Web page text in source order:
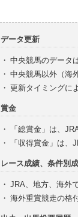
データ更新
・ 中央競馬のデータ
・ 中央競馬以外（海
・ 更新タイミングに
賞金
・
「総賞金」は、
・
「収得賞金」は
レース成績、条件別
・ JRA、地方、海外
・ 海外重賞競走の格